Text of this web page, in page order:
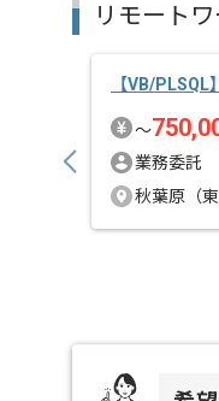
リモート
【VB/
〜
業務委託
秋葉原（東